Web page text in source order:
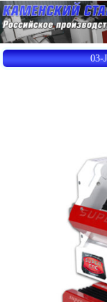
03-